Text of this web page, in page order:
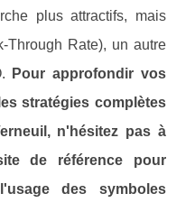
plus attractifs, mais
Through Rate), un autre
Pour approfondir vos
stratégies complètes
n'hésitez pas à
de référence pour
des symboles